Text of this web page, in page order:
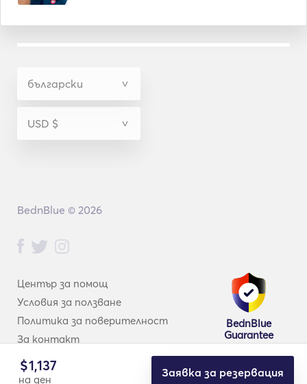
$1,137
на ден
Заявка за резервация
Център за помощ
Условия за ползване
Политика за поверителност
За контакт
BednBlue
Guarantee
BednBlue © 2026